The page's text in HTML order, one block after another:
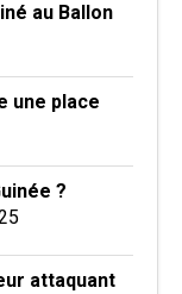
au Ballon
une place
?
attaquant